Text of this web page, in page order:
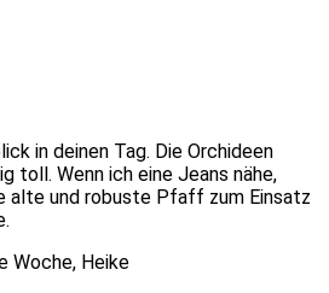
in deinen Tag. Die Orchideen
toll. Wenn ich eine Jeans nähe,
alte und robuste Pfaff zum Einsatz
Woche, Heike